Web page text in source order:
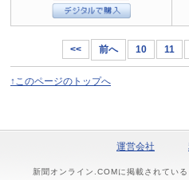
<< 前へ 10 11
↑このページのトップへ
運営会社
新聞オンライン.COMに掲載されてい